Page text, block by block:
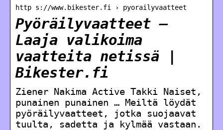
http s://www.bikester.fi › pyorailyvaatteet
Pyöräilyvaatteet –
Laaja valikoima
vaatteita netissä |
Bikester.fi
Ziener Nakima Active Takki Naiset,
punainen punainen … Meiltä löydät
pyöräilyvaatteet, jotka suojaavat
tuulta, sadetta ja kylmää vastaan.